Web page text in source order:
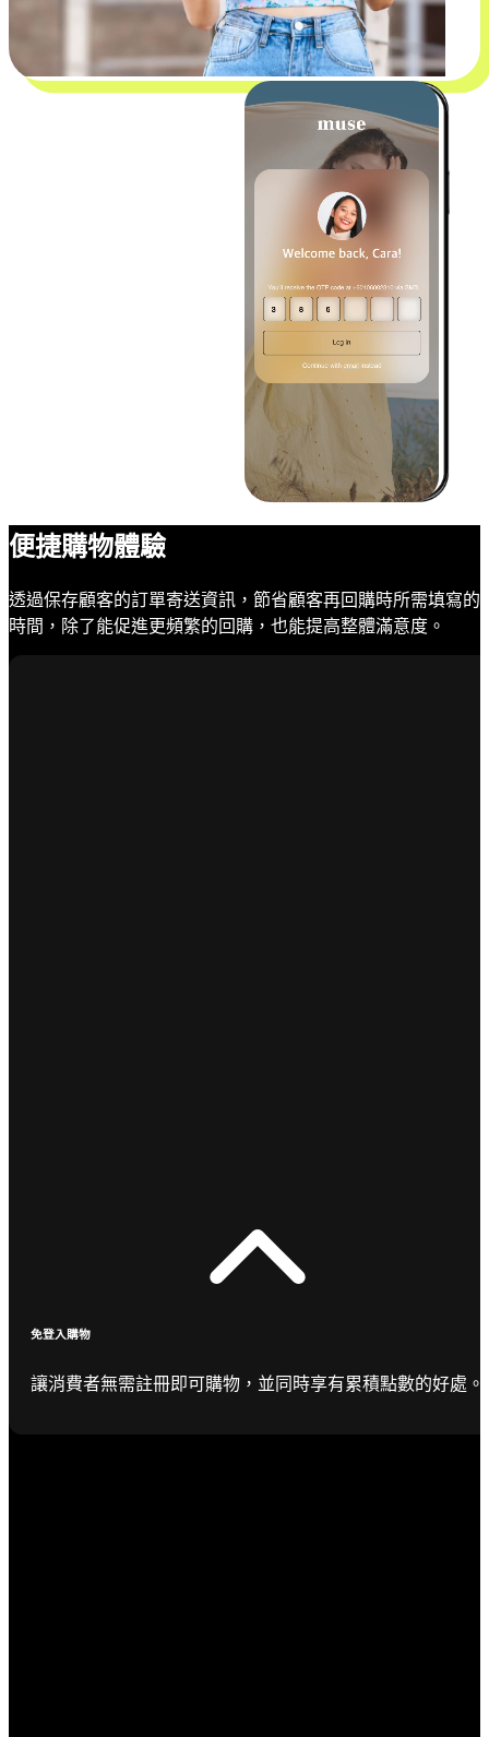
便捷購物體驗
透過保存顧客的訂單寄送資訊，節省顧客再回購時所需填寫的
時間，除了能促進更頻繁的回購，也能提高整體滿意度。
免登入購物
讓消費者無需註冊即可購物，並同時享有累積點數的好處。